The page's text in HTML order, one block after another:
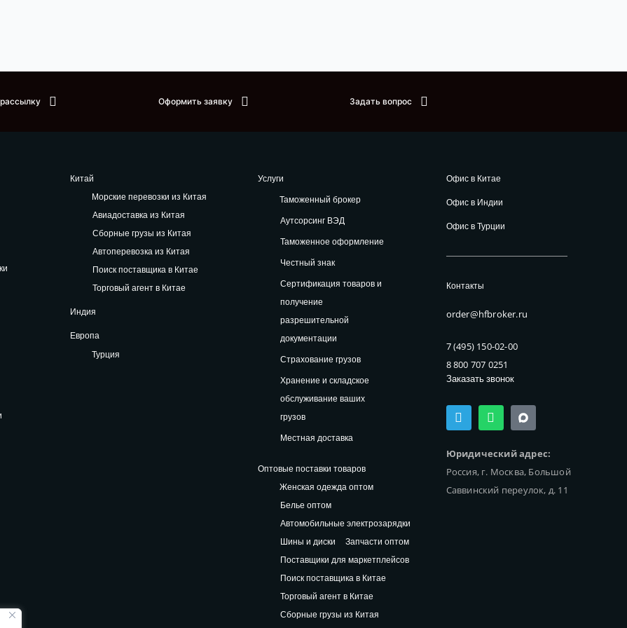
Оформить заявку Задать вопрос
Китай
Морские перевозки из Китая
Авиадоставка из Китая
Сборные грузы из Китая
Автоперевозка из Китая
Поиск поставщика в Китае
Торговый агент в Китае
Индия
Европа
Турция
Услуги
Таможенный брокер
Аутсорсинг ВЭД
Таможенное оформление
Честный знак
Сертификация товаров и
получение
разрешительной
документации
Страхование грузов
Хранение и складское
обслуживание ваших
грузов
Местная доставка
Оптовые поставки товаров
Женская одежда оптом
Белье оптом
Автомобильные электрозарядки
Шины и диски
Запчасти оптом
Поставщики для маркетплейсов
Поиск поставщика в Китае
Торговый агент в Китае
Сборные грузы из Китая
Офис в Китае
Офис в Индии
Офис в Турции
Контакты
order@hfbroker.ru
7 (495) 150-02-00
8 800 707 0251
Заказать звонок
T
e
g
r
a
W
h
s
a
p
Юридический адрес:
Россия, г. Москва, Большой
Саввинский переулок, д. 11